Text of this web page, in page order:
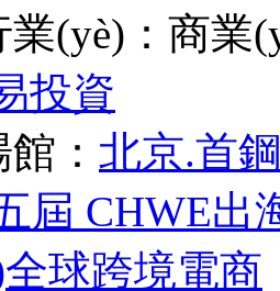
(yè)： 商業
投資
： 北京.首